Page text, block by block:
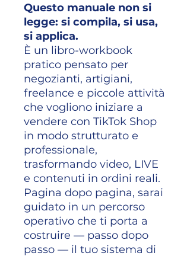
Questo manuale non si
legge: si compila, si usa,
si applica.
È un libro-workbook
pratico pensato per
negozianti, artigiani,
freelance e piccole attività
che vogliono iniziare a
vendere con TikTok Shop
in modo strutturato e
professionale,
trasformando video, LIVE
e contenuti in ordini reali.
Pagina dopo pagina, sarai
guidato in un percorso
operativo che ti porta a
costruire — passo dopo
passo — il tuo sistema di